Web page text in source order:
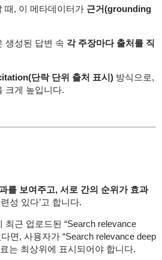
때, 이 메타데이터가 근거(grounding
생성된 답변 속 각 주장마다 출처를 직
단락 단위 출처 표시)방식으로,
크게 높입니다.
를 보여주고, 서로 간의 순위가 효과
성 있다’고 합니다.
최근 업로드된 “Search relevance
면, 사용자가 “Search relevance deep
는 최상위에 표시되어야 합니다.